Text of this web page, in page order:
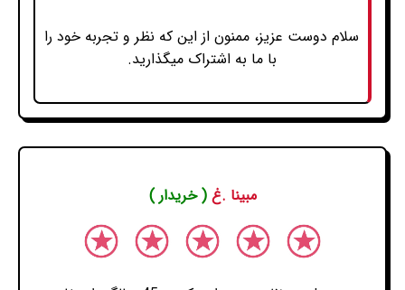
سلام دوست عزیز، ممنون از این که نظر و تجربه خود را
با ما به اشتراک میگذارید.
مبینا .غ( خریدار )